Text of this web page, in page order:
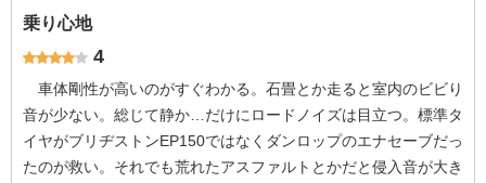
乗り心地
4
車体剛性が高いのがすぐわかる。石畳とか走ると室内のビビり
音が少ない。総じて静か…だけにロードノイズは目立つ。標準タ
イヤがブリヂストンEP150ではなくダンロップのエナセーブだっ
たのが救い。それでも荒れたアスファルトとかだと侵入音が大き